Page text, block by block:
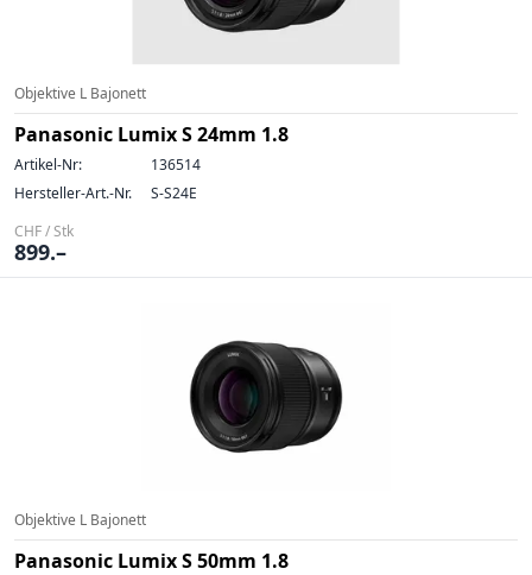
Objektive L Bajonett
Panasonic Lumix S 24mm 1.8
Artikel-Nr:
136514
Hersteller-Art.-Nr.
S-S24E
CHF / Stk
899.–
Objektive L Bajonett
Panasonic Lumix S 50mm 1.8